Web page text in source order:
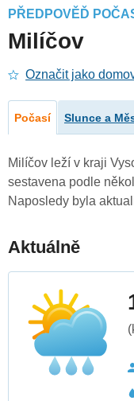
PŘEDPOVĚĎ
Milíčov
Označit jako
Počasí Slunce a
Milíčov leží v kraji
sestavena podle
Naposledy byla
Aktuálně